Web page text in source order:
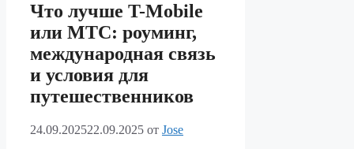
Что лучше T-Mobile
или МТС: роуминг,
международная связь
и условия для
путешественников
24.09.202522.09.2025 от Jose